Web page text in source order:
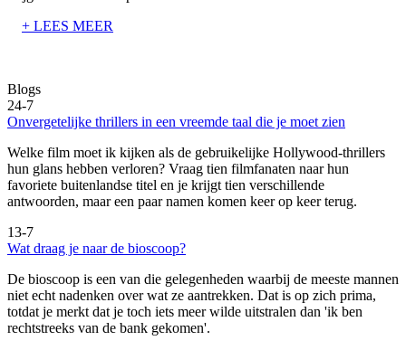
+ LEES MEER
Blogs
24-7
Onvergetelijke thrillers in een vreemde taal die je moet zien
Welke film moet ik kijken als de gebruikelijke Hollywood-thrillers
hun glans hebben verloren? Vraag tien filmfanaten naar hun
favoriete buitenlandse titel en je krijgt tien verschillende
antwoorden, maar een paar namen komen keer op keer terug.
13-7
Wat draag je naar de bioscoop?
De bioscoop is een van die gelegenheden waarbij de meeste mannen
niet echt nadenken over wat ze aantrekken. Dat is op zich prima,
totdat je merkt dat je toch iets meer wilde uitstralen dan 'ik ben
rechtstreeks van de bank gekomen'.